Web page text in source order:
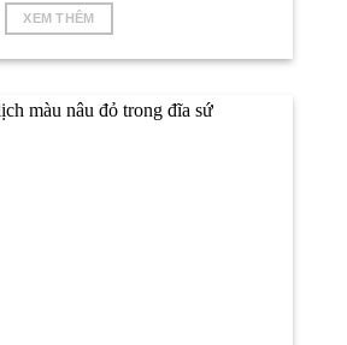
XEM THÊM